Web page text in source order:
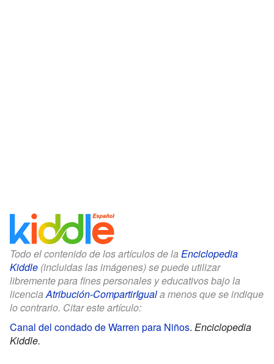
Todo el contenido de los artículos de la Enciclopedia
Kiddle (incluidas las imágenes) se puede utilizar
libremente para fines personales y educativos bajo la
licenciaAtribución-CompartirIguala menos que se indique
lo contrario. Citar este artículo:
Canal del condado de Warren para Niños. Enciclopedia
Kiddle.